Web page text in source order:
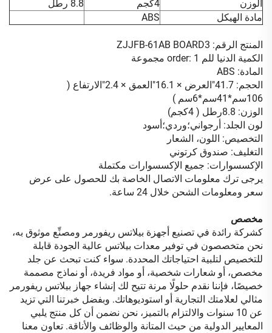
الوزن
4كجم
8.8 رطل
مادة الهيكل
ABS
المنتج الرقم: ZJJFB-61AB BOARD3
الكمية الدنيا للم order: 1 مجموعة
المادة: ABS
الحجم: 41.7"العرض × 16.1"العمق × 2.4"الارتفاع (
106سم*41سم*6سم
)
الوزن: 8.8رطل ( 4كجم)
لون الجلد: أرجواني؛وردي؛أسود
التخصيص: اللون، الشعار
التغليف: صندوق كرتوني
الإكسسوارات: جميع الإكسسوارات مكتملة
يرجى ترك معلومات الاتصال الخاصة بك للحصول على عرض
سعر ومعلومات الشحن خلال 24 ساعة.
مخصص
كشركة رائدة في تصنيع أجهزة بيلاتس ريفورمر ومصنِّع موثوق به،
نحن متخصصون في توفير معدات بيلاتس عالية الجودة قابلة
للتخصيص لتلبية احتياجاتك المحددة. سواء كنت تبحث عن جلد
مخصص، أو شعارات شخصية، أو مواد فريدة، أو نماذج مصممة
خصيصًا، فإننا نقدم حلولًا مرنة تتيح لك إنشاء جهاز بيلاتس ريفورمر
مثالي لعلامتك التجارية أو استوديوهاتك. وبفضل خبرتنا التي تزيد
عن 10 سنوات والالتزام بالتميز، نحن نضمن أن كل منتج يلبي
المعايير الدولية من حيث المتانة والوظائف والأناقة. تعاون معنا